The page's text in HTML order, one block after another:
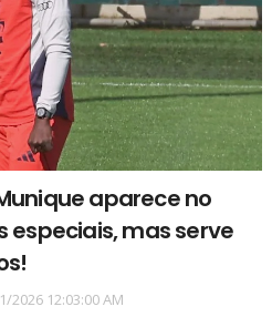
aparece no
especiais, mas serve
2026 12:03:00 AM